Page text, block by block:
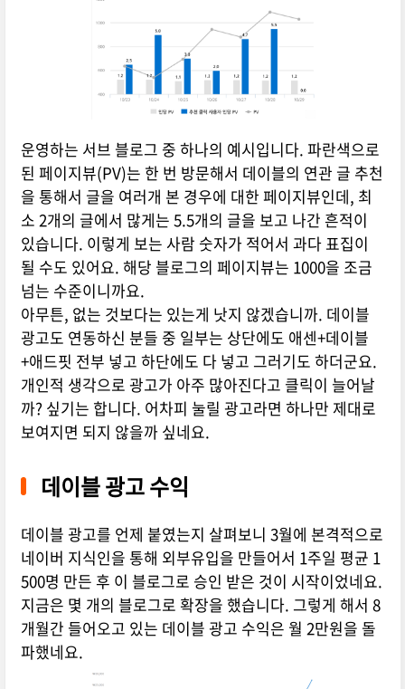
운영하는 서브 블로그 중 하나의 예시입니다. 파란색으로
된 페이지뷰(PV)는 한 번 방문해서 데이블의 연관 글 추천
을 통해서 글을 여러개 본 경우에 대한 페이지뷰인데, 최
소 2개의 글에서 많게는 5.5개의 글을 보고 나간 흔적이
있습니다. 이렇게 보는 사람 숫자가 적어서 과다 표집이
될 수도 있어요. 해당 블로그의 페이지뷰는 1000을 조금
넘는 수준이니까요.
아무튼, 없는 것보다는 있는게 낫지 않겠습니까. 데이블
광고도 연동하신 분들 중 일부는 상단에도 애센+데이블
+애드핏 전부 넣고 하단에도 다 넣고 그러기도 하더군요.
개인적 생각으로 광고가 아주 많아진다고 클릭이 늘어날
까? 싶기는 합니다. 어차피 눌릴 광고라면 하나만 제대로
보여지면 되지 않을까 싶네요.
데이블 광고 수익
데이블 광고를 언제 붙였는지 살펴보니 3월에 본격적으로
네이버 지식인을 통해 외부유입을 만들어서 1주일 평균 1
500명 만든 후 이 블로그로 승인 받은 것이 시작이었네요.
지금은 몇 개의 블로그로 확장을 했습니다. 그렇게 해서 8
개월간 들어오고 있는 데이블 광고 수익은 월 2만원을 돌
파했네요.